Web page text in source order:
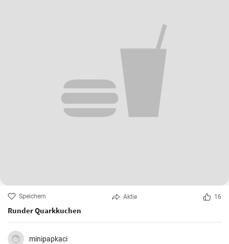
Speichern Aktie 16
Runder Quarkkuchen
minipapkaci